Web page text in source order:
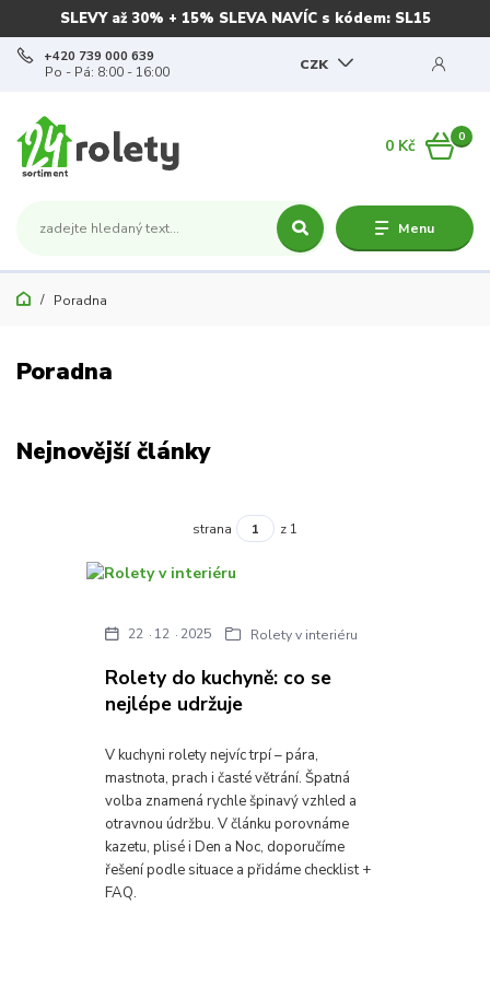
SLEVY až 30% + 15% SLEVA NAVÍC s kódem: SL15
Menu
CZK
+420 739 000 639
Po - Pá: 8:00 - 16:00
0
0 Kč
Poradna
Poradna
Nejnovější články
strana z 1
Rolety do kuchyně: co se
nejlépe udržuje
22 12 2025 Rolety v interiéru
V kuchyni rolety nejvíc trpí – pára,
mastnota, prach i časté větrání. Špatná
volba znamená rychle špinavý vzhled a
otravnou údržbu. V článku porovnáme
kazetu, plisé i Den a Noc, doporučíme
řešení podle situace a přidáme checklist +
FAQ.